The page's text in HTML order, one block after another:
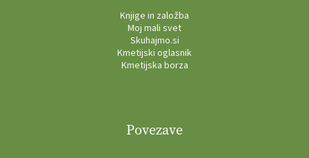
Knjige in založba
Moj mali svet
Skuhajmo.si
Kmetijski oglasnik
Kmetijska borza
Povezave